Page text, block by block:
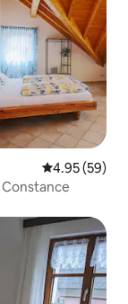
Ukadiriaji wa
4.95 (59)
Constance